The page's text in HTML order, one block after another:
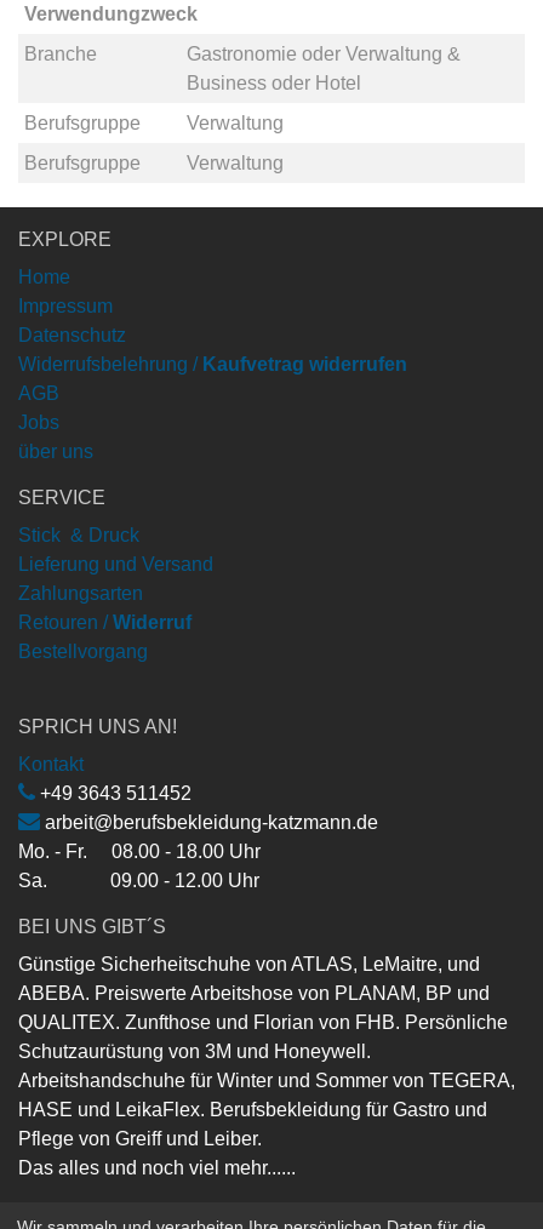
Verwendungzweck
Branche
Gastronomie oder Verwaltung &
Businessoder Hotel
Berufsgruppe
Verwaltung
Berufsgruppe
Verwaltung
EXPLORE
Home
Impressum
Datenschutz
Widerrufsbelehrung / Kaufvetrag widerrufen
AGB
Jobs
über uns
SERVICE
Stick & Druck
Lieferung und Versand
Zahlungsarten
Retouren / Widerruf
Bestellvorgang
SPRICH UNS AN!
Kontakt
+49 3643 511452
arbeit@berufsbekleidung-katzmann.de
Mo. - Fr. 08.00 - 18.00 Uhr
Sa. 09.00 - 12.00 Uhr
BEI UNS GIBT´S
Günstige Sicherheitschuhe von ATLAS, LeMaitre, und
ABEBA. Preiswerte Arbeitshose von PLANAM, BP und
QUALITEX. Zunfthose und Florian von FHB. Persönliche
Schutzaurüstung von 3M und Honeywell.
Arbeitshandschuhe für Winter und Sommer von TEGERA,
HASE und LeikaFlex. Berufsbekleidung für Gastro und
Pflege von Greiff und Leiber.
Das alles und noch viel mehr......